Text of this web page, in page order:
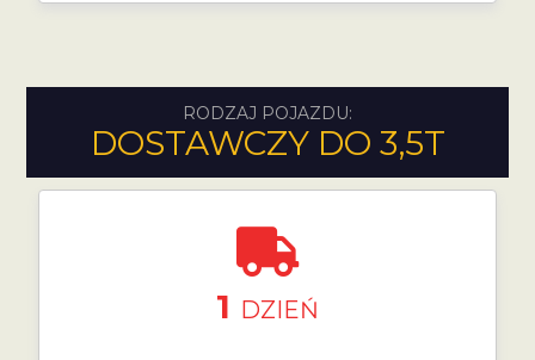
RODZAJ POJAZDU:
DOSTAWCZY DO 3,5T
1 DZIEŃ